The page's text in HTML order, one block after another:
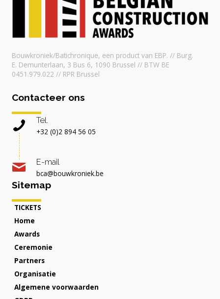
Bouwkroniek/Batichronique, een product van EBP. // Burg.
E. Demunterlaan, 3 Bus 6, 1090 Brussel // BTW BE
0451.979.022 // RPR Brussel
Contacteer ons
Tel.
+32 (0)2 894 56 05
E-mail
bca@bouwkroniek.be
Sitemap
TICKETS
Home
Awards
Ceremonie
Partners
Organisatie
Algemene voorwaarden